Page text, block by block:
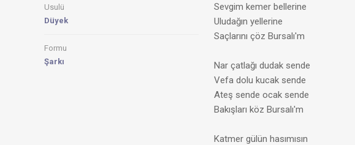
Usulü
Düyek
Formu
Şarkı
Sevgim kemer bellerine
Uludağın yellerine
Saçlarını çöz Bursalı'm
Nar çatlağı dudak sende
Vefa dolu kucak sende
Ateş sende ocak sende
Bakışları köz Bursalı'm
Katmer gülün hasımısın